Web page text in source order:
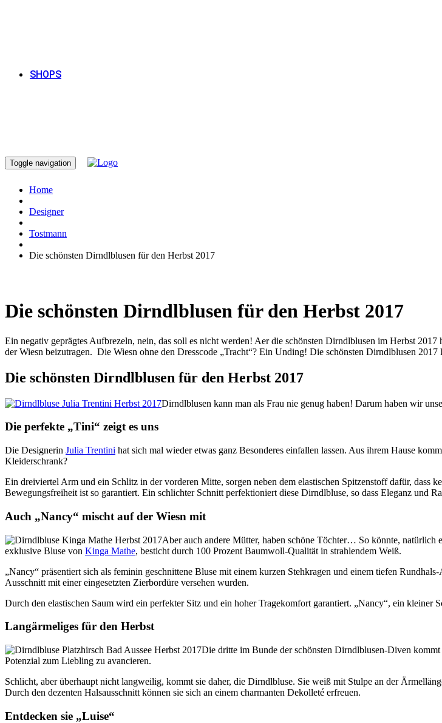
SHOPS
Toggle navigation
Home
Designer
Tostmann
Die schönsten Dirndlblusen für den Herbst 2017
Die schönsten Dirndlblusen für den Herbst 2017
Ein negativ geprägtes Aufbrezeln, nein, das soll es nicht werden! Aer die schönsten Dirndlblusen im Herbst
der Wiesn beizutragen. Die Wiesn ohne den Dresscode „Tracht“? Ein Unding! Die schönsten Dirndlblusen
Die schönsten Dirndlblusen für den Herbst 2017
Dirndlblusen kann man als Frau nie genug haben! Darum haben wir
Die perfekte „Tini“ zeigt es uns
Die Designerin Julia Trentini hat sich mal wieder etwas ganz Besonderes einfallen lassen. Aus ihrem Hause
Kleiderschrank?
Ein dreiviertel Arm und ein Schlitz in der vorderen Mitte, sorgen neben dem elastischen Spitzenstoff dafür, dass
Bewegungsfreiheit ist so garantiert. Ein schlichter Schnitt perfektioniert diese Dirndlbluse, so dass Eleganz und
Auch „Nancy“ mischt auf der Wiesn mit
Aber auch andere Mütter, haben schöne Töchter… So könnte,
exklusive Bluse von Kinga Mathe, besticht durch 100 Prozent Baumwoll-Qualität in strahlendem Weiß.
„Nancy“ präsentiert sich als feminin geschnittene Bluse mit einem kurzen Stehkragen und einem tiefen
Ausschnitt mit einer eingesetzten Zierbordüre versehen wurden.
Durch den elastischen Saum wird ein perfekter Sitz und ein hoher Tragekomfort garantiert. „Nancy“, ein kleiner
Langärmeliges für den Herbst
Die dritte im Bunde der schönsten Dirndlblusen-Diven
Potenzial zum Liebling zu avancieren.
Schlicht, aber überhaupt nicht langweilig, kommt sie daher, die Dirndlbluse. Sie weiß mit Stulpe an der
Durch den dezenten Halsausschnitt können sie sich an einem charmanten Dekolleté erfreuen.
Entdecken sie „Luise“